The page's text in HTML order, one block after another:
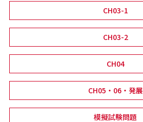
CH03-1
CH03-2
CH04
CH05・06・発展
模擬試験問題